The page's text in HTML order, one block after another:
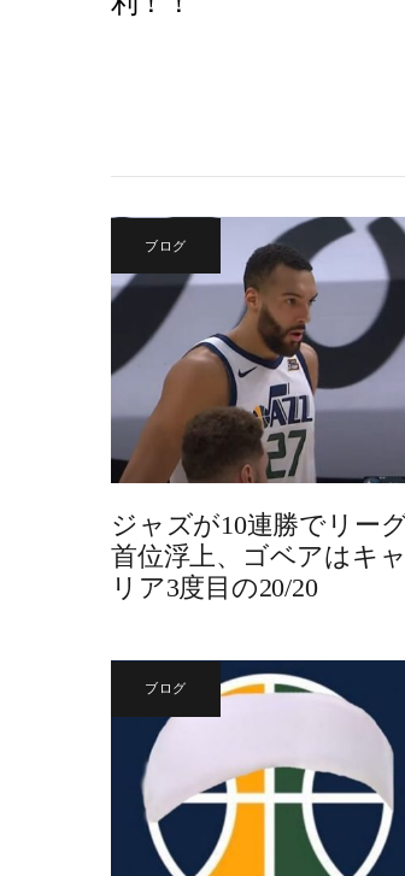
ブログ
ジャズが10連勝でリー
首位浮上、ゴベアはキャ
リア3度目の20/20
ブログ